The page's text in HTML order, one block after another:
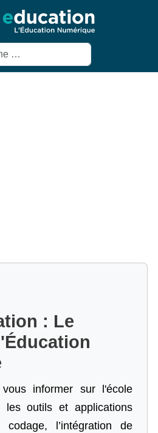
: Le
vous informer sur l'école
les outils et applications
codage,
l’intégration de